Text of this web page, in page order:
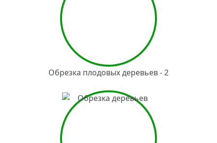
Обрезка плодовых деревьев - 2